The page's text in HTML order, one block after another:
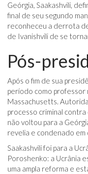
Geórgia, Saakashvili,
final de seu segundo
reconheceu a derrota
de Ivanishvili de se
Pós-
Após o fim de sua
período como professor
Massachusetts.
processo criminal
não voltou para a
revelia e condenado em
Saakashvili foi para a
Poroshenko: a Ucrânia
uma ampla reforma e